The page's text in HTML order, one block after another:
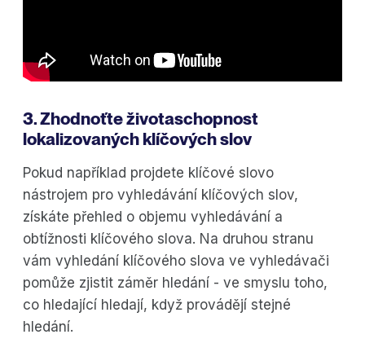
3. Zhodnoťte životaschopnost
lokalizovaných klíčových slov
Pokud například projdete klíčové slovo
nástrojem pro vyhledávání klíčových slov,
získáte přehled o objemu vyhledávání a
obtížnosti klíčového slova. Na druhou stranu
vám vyhledání klíčového slova ve vyhledávači
pomůže zjistit záměr hledání - ve smyslu toho,
co hledající hledají, když provádějí stejné
hledání.